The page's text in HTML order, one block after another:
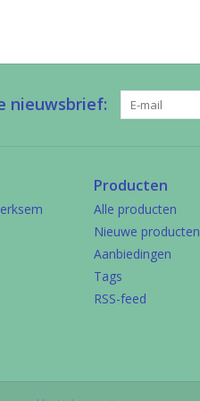
nieuwsbrief:
Producten
Alle producten
Nieuwe producten
Aanbiedingen
Tags
RSS-feed